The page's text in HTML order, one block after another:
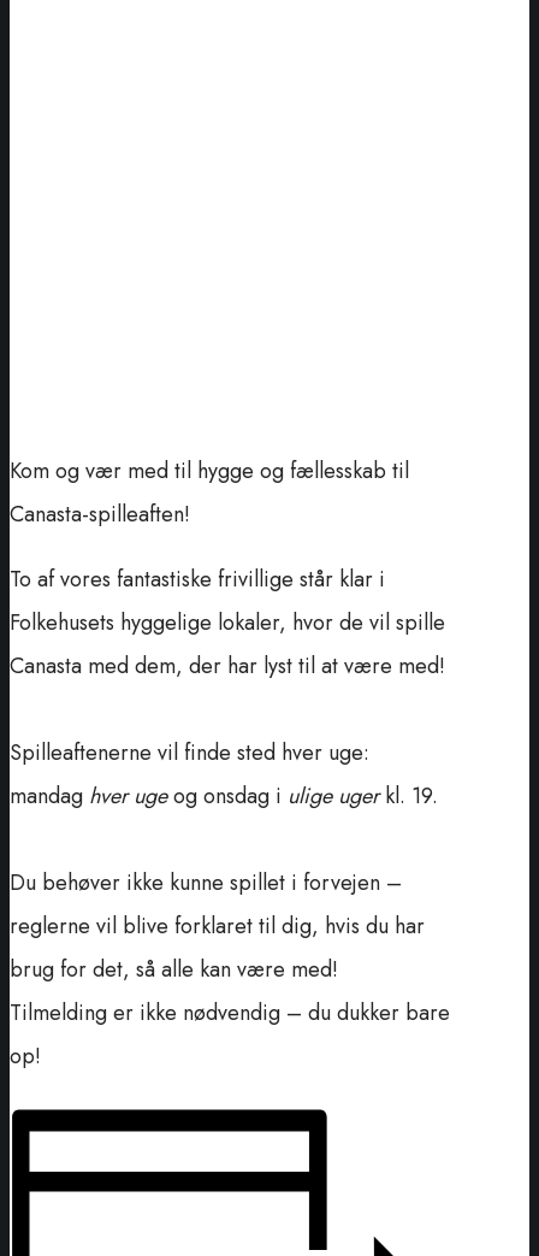
Kom og vær med til hygge og fællesskab til
Canasta-spilleaften!
To af vores fantastiske frivillige står klar i
Folkehusets hyggelige lokaler, hvor de vil spille
Canasta med dem, der har lyst til at være med!
Spilleaftenerne vil finde sted hver uge:
mandag hver ugeog onsdag i ulige ugerkl. 19.
Du behøver ikke kunne spillet i forvejen –
reglerne vil blive forklaret til dig, hvis du har
brug for det, så alle kan være med!
Tilmelding er ikke nødvendig – du dukker bare
op!